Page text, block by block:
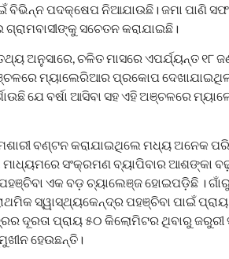
ବିଭିନ୍ନ ପଦକ୍ଷେପ ନିଆଯାଉଛି। ଜମା ପାଣି
ସଚେତନ କରାଯାଇଛି।
ଅନୁସାରେ, ଚଳିତ ମାସରେ ଏପର୍ଯ୍ୟନ୍ତ ୧୮
ମ୍ୟାଲେରିଆର ପ୍ରକୋପ ଦେଖାଯାଇଥିଲା
ଯେ ବର୍ଷା ଆସିବା ସହ ଏହି ଅଞ୍ଚଳରେ
ବଣ୍ଟନ କରାଯାଇଥିଲେ ମଧ୍ୟ ଅନେକ
ମାଧ୍ୟମରେ ସଂକ୍ରମଣ ବ୍ୟାପିବାର ଆଶଙ୍କା
ପହଞ୍ଚିବା ଏକ ବଡ଼ ଚ୍ୟାଲେଞ୍ଜ ହୋଇପଡ଼ିଛି ।
ସ୍ୱାସ୍ଥ୍ୟକେନ୍ଦ୍ର ପହଞ୍ଚିବା ପାଇଁ
ଦୂରତା ପ୍ରାୟ ୫୦ କିଲୋମିଟର ଥିବାରୁ ଜରୁରୀ
ହେଉଛନ୍ତି।